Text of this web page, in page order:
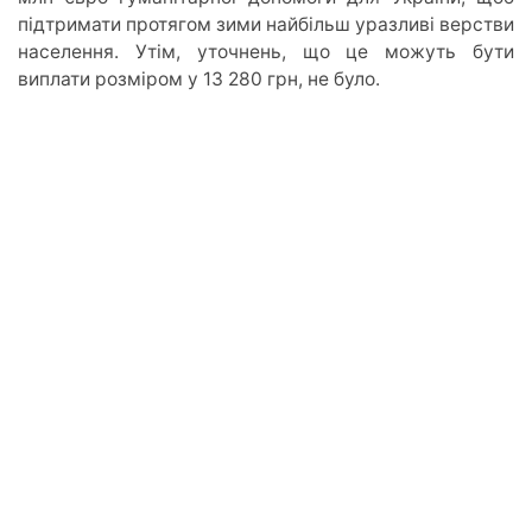
підтримати протягом зими найбільш уразливі верстви
населення. Утім, уточнень, що це можуть бути
виплати розміром у 13 280 грн, не було.